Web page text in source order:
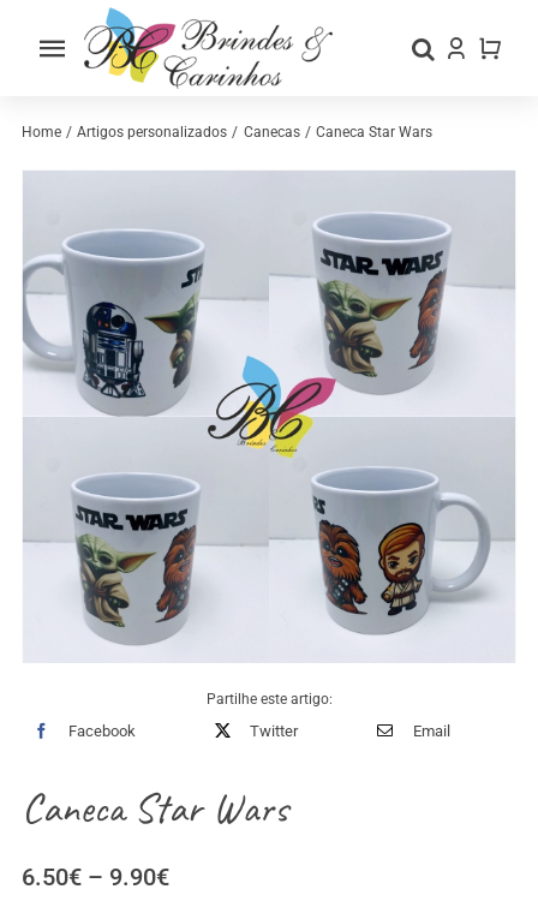
Toggle
Home
Loja
Categorias
Contactos
Home Artigos personalizados Canecas Caneca Star Wars
Partilhe este artigo:
Facebook Twitter Email
Caneca Star Wars
6.50€ – 9.90€Price